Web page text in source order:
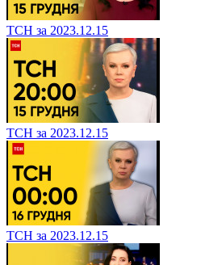
ТСН за 2023.12.15
ТСН за 2023.12.15
ТСН за 2023.12.15